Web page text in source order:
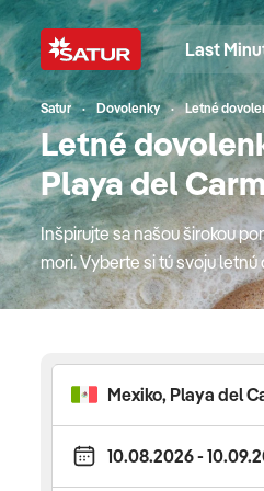
Last
Satur Dovolenky Letné
Letné
Playa del
Inšpirujte sa našou širokou
mori. Vyberte si tú svoju
top európskych destinácií.
krásny podmorský svet
či hit minulého leta,
Matrouh? Možno to bude